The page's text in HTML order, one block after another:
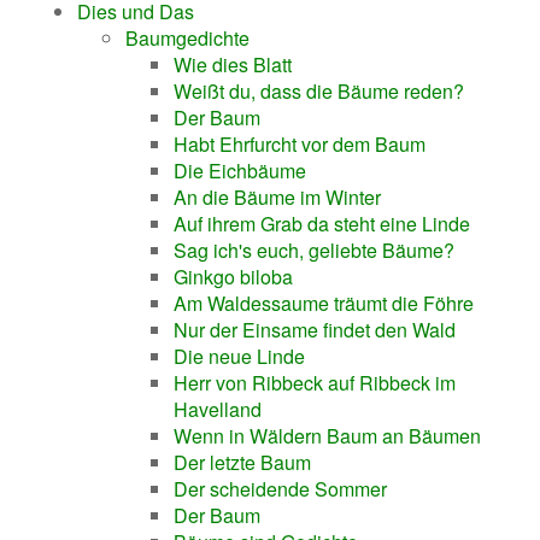
Dies und Das
Baumgedichte
Wie dies Blatt
Weißt du, dass die Bäume reden?
Der Baum
Habt Ehrfurcht vor dem Baum
Die Eichbäume
An die Bäume im Winter
Auf ihrem Grab da steht eine Linde
Sag ich's euch, geliebte Bäume?
Ginkgo biloba
Am Waldessaume träumt die Föhre
Nur der Einsame findet den Wald
Die neue Linde
Herr von Ribbeck auf Ribbeck im
Havelland
Wenn in Wäldern Baum an Bäumen
Der letzte Baum
Der scheidende Sommer
Der Baum